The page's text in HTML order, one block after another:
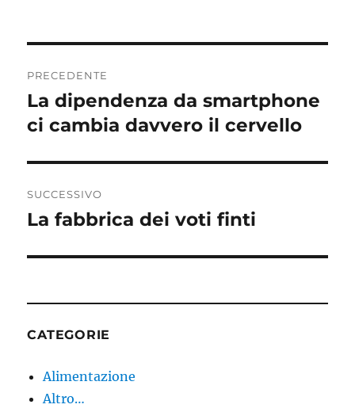
articoli
PRECEDENTE
Articolo
precedente:
La dipendenza da smartphone
ci cambia davvero il cervello
SUCCESSIVO
Articolo
La fabbrica dei voti finti
CATEGORIE
Alimentazione
Altro…